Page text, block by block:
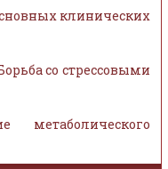
клинических
со стрессовыми
метаболического